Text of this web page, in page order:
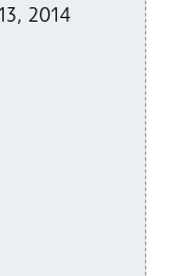
2014